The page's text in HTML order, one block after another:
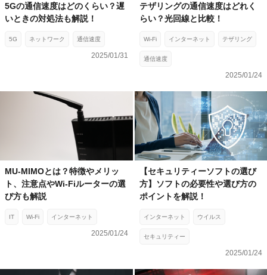
5Gの通信速度はどのくらい？遅
いときの対処法も解説！
5G ネットワーク 通信速度
2025/01/31
テザリングの通信速度はどれく
らい？光回線と比較！
Wi-Fi インターネット テザリング
通信速度
2025/01/24
MU-MIMOとは？特徴やメリッ
ト、注意点やWi-Fiルーターの選
び方も解説
IT Wi-Fi インターネット
2025/01/24
【セキュリティーソフトの選び
方】ソフトの必要性や選び方の
ポイントを解説！
インターネット ウイルス
セキュリティー
2025/01/24